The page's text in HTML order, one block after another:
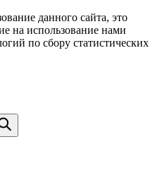
данного сайта, это
на использование нами
по сбору статистических